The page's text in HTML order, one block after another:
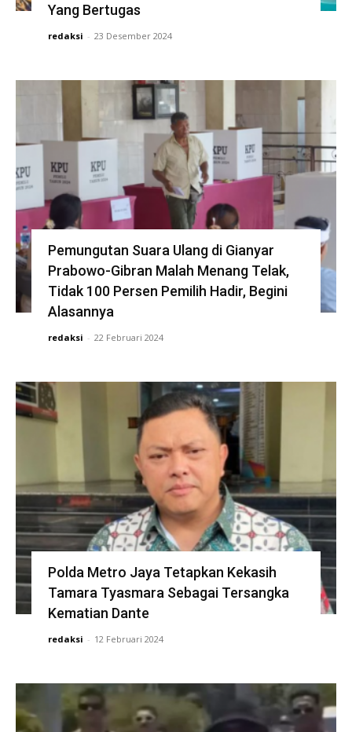
Yang Bertugas
redaksi - 23 Desember 2024
Pemungutan Suara Ulang di Gianyar
Prabowo-Gibran Malah Menang Telak,
Tidak 100 Persen Pemilih Hadir, Begini
Alasannya
redaksi - 22 Februari 2024
Polda Metro Jaya Tetapkan Kekasih
Tamara Tyasmara Sebagai Tersangka
Kematian Dante
redaksi - 12 Februari 2024